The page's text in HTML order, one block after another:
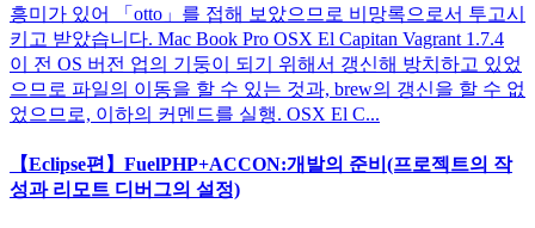
흥미가 있어 「otto」를 접해 보았으므로 비망록으로서 투고시
키고 받았습니다. Mac Book Pro OSX El Capitan Vagrant 1.7.4
이 전 OS 버전 업의 기둥이 되기 위해서 갱신해 방치하고 있었
으므로 파일의 이동을 할 수 있는 것과, brew의 갱신을 할 수 없
었으므로, 이하의 커멘드를 실행. OSX El C...
【Eclipse편】FuelPHP+ACCON:개발의 준비(프로젝트의 작
성과 리모트 디버그의 설정)